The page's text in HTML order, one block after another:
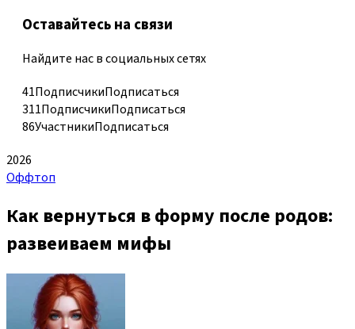
Оставайтесь на связи
Найдите нас в социальных сетях
41ПодписчикиПодписаться
311ПодписчикиПодписаться
86УчастникиПодписаться
2026
Оффтоп
Как вернуться в форму после родов:
развеиваем мифы